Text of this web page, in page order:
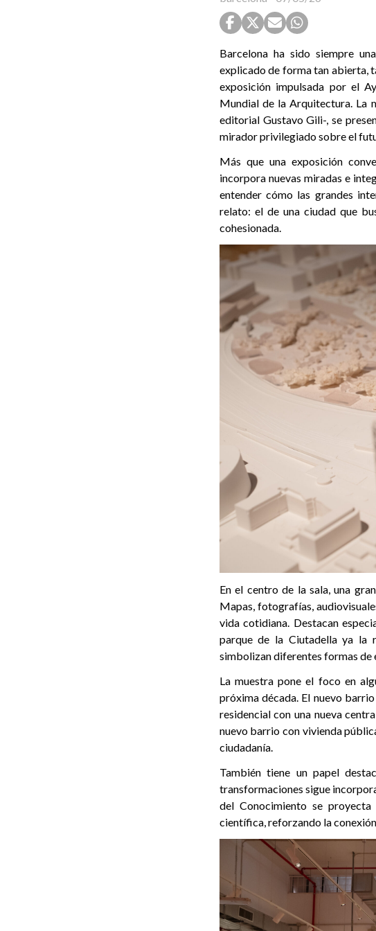
Barcelona ha sido siempre
explicado de forma tan abierta,
exposición impulsada por el
Mundial de la Arquitectura. La
editorial Gustavo Gili-, se
mirador privilegiado sobre el
Más que una exposición
incorpora nuevas miradas e
entender cómo las grandes
relato: el de una ciudad que
cohesionada.
En el centro de la sala, una
Mapas, fotografías,
vida cotidiana. Destacan
parque de la Ciutadella ya la
simbolizan diferentes formas de
La muestra pone el foco en
próxima década. El nuevo
residencial con una nueva
nuevo barrio con vivienda
ciudadanía.
También tiene un papel
transformaciones sigue
del Conocimiento se
científica, reforzando la